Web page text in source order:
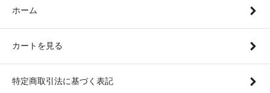
ホーム
カートを見る
特定商取引法に基づく表記